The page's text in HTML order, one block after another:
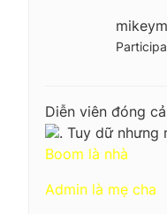
Diễn viên đóng
. Tuy dữ nhưng
Boom là nhà
Admin là mẹ cha